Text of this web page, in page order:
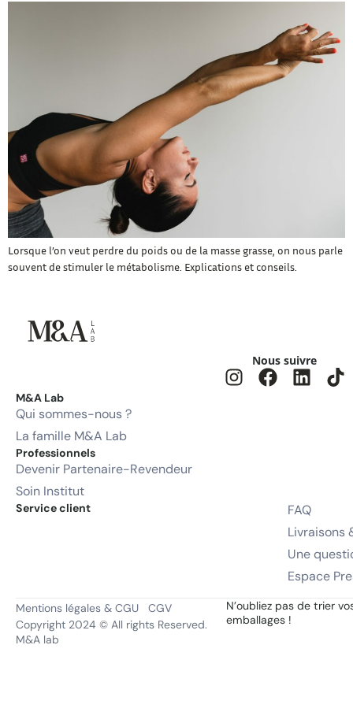
Lorsque l’on veut perdre du poids ou de la masse grasse, on nous parle
souvent de stimuler le métabolisme. Explications et conseils.
Nous suivre
M&A Lab
Qui sommes-nous ?
La famille M&A Lab
Professionnels
Devenir Partenaire-Revendeur
Soin Institut
Service client
FAQ
Livraisons
Une
Espace
Mentions légales & CGU
CGV
Copyright 2024 © All rights Reserved.
M&A lab
N’oubliez pas de trier
emballages !